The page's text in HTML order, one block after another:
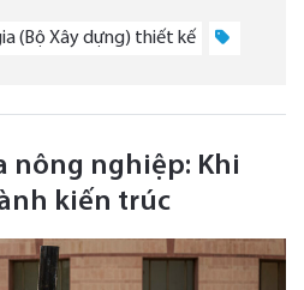
(Bộ Xây dựng) thiết kế
nông nghiệp: Khi
kiến trúc